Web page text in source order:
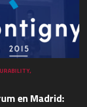
,
en Madrid: